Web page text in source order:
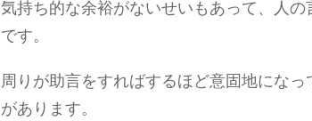
気持ち的な余裕がないせいもあって、人
です。
周りが助言をすればするほど意固地にな
があります。